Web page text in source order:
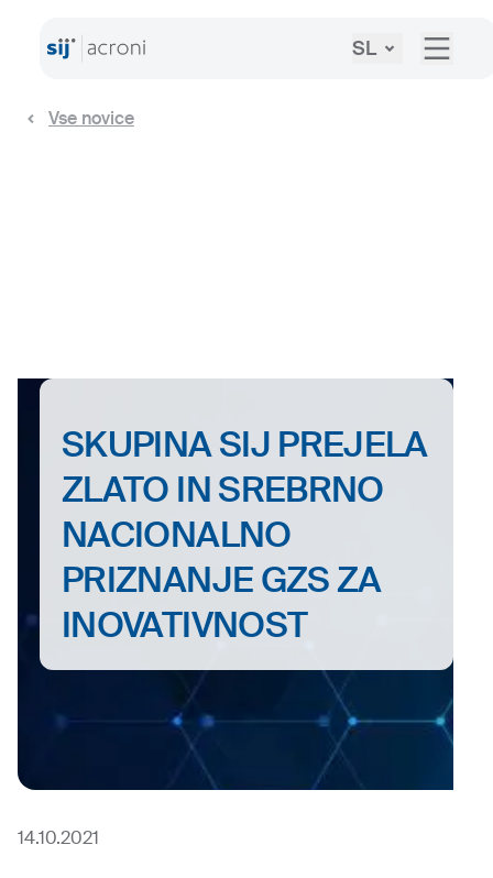
SL
Vse novice
SKUPINA SIJ PREJELA
ZLATO IN SREBRNO
NACIONALNO
PRIZNANJE GZS ZA
INOVATIVNOST
14.10.2021